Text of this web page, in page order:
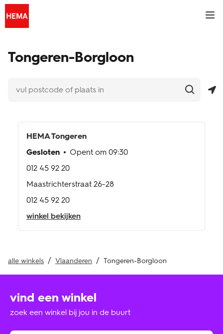
Skip to content
Link naar de centrale website
winkels & openingstijden
HEMA extra kaart
Return to Nav
Tongeren-Borgloon
vul postcode of plaats in
Een zoekopdracht indienen.
Geolokalisatie
HEMATongeren
Gesloten
Opent om 09:30
telefoonnummer
012 45 92 20
Maastrichterstraat 26-28
telefoonnummer
012 45 92 20
winkel bekijken
alle winkels Vlaanderen Tongeren-Borgloon
vind een winkel
zoek een winkel bij jou in de buurt
Een zoekopdracht indienen.
Link to Social Media
Link to Social Media
Link to Social Media
Link to Social Media